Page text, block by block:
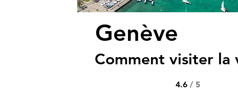
Genève
Comment visiter la
4.6 / 5